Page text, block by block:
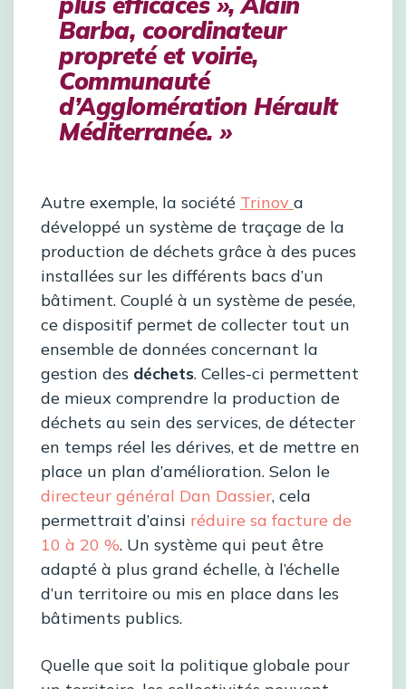
Barba, coordinateur
propreté et voirie,
Communauté
d’Agglomération Hérault
Méditerranée. »
Autre exemple, la société Trinov a
développé un système de traçage de la
production de déchets grâce à des puces
installées sur les différents bacs d’un
bâtiment. Couplé à un système de pesée,
ce dispositif permet de collecter tout un
ensemble de données concernant la
gestion des déchets. Celles-ci permettent
de mieux comprendre la production de
déchets au sein des services, de détecter
en temps réel les dérives, et de mettre en
place un plan d’amélioration. Selon le
directeur général Dan Dassier, cela
permettrait d’ainsi réduire sa facture de
10 à 20 %. Un système qui peut être
adapté à plus grand échelle, à l’échelle
d’un territoire ou mis en place dans les
bâtiments publics.
Quelle que soit la politique globale pour